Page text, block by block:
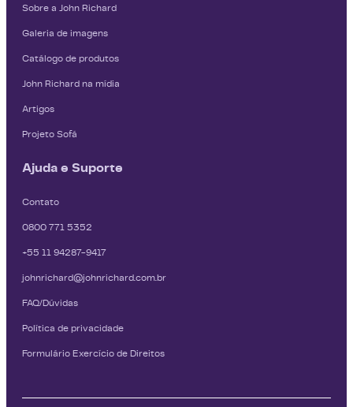
Sobre a John Richard
Galeria de imagens
Catálogo de produtos
John Richard na mídia
Artigos
Projeto Sofá
Ajuda e Suporte
Contato
0800 771 5352
+55 11 94287-9417
johnrichard@johnrichard.com.br
FAQ/Dúvidas
Política de privacidade
Formulário Exercício de Direitos